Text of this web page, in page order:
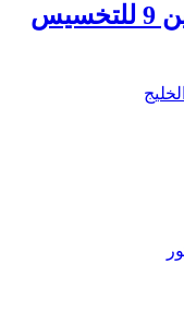
حقائق تجارب و استخدام كلين 9 للتخسيس